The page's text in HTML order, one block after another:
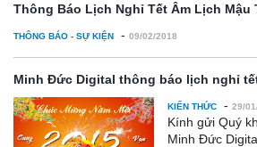
Thông Báo Lịch Nghỉ Tết Âm Lịch Mậu
THÔNG BÁO - SỰ KIỆN - 09/02/2018
Minh Đức Digital thông báo lịch nghỉ
KIẾN THỨC - 29/
Kính gửi Quý
Minh Đức